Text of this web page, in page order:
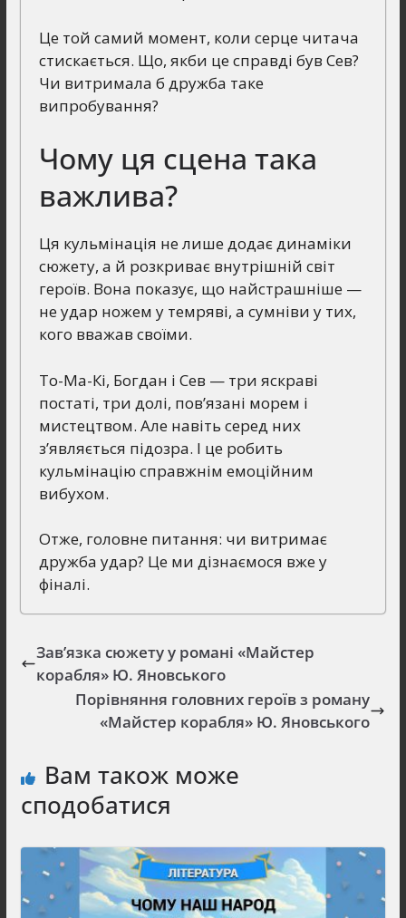
Це той самий момент, коли серце читача
стискається. Що, якби це справді був Сев?
Чи витримала б дружба таке
випробування?
Чому ця сцена така
важлива?
Ця кульмінація не лише додає динаміки
сюжету, а й розкриває внутрішній світ
героїв. Вона показує, що найстрашніше —
не удар ножем у темряві, а сумніви у тих,
кого вважав своїми.
То-Ма-Кі, Богдан і Сев — три яскраві
постаті, три долі, пов’язані морем і
мистецтвом. Але навіть серед них
з’являється підозра. І це робить
кульмінацію справжнім емоційним
вибухом.
Отже, головне питання: чи витримає
дружба удар? Це ми дізнаємося вже у
фіналі.
Зав’язка сюжету у романі «Майстер
корабля» Ю. Яновського
Порівняння головних героїв з роману
«Майстер корабля» Ю. Яновського
Вам також може
сподобатися